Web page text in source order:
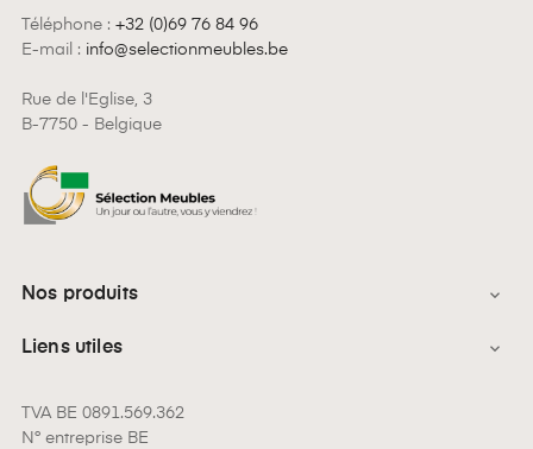
Téléphone : +32 (0)69 76 84 96
E-mail : info@selectionmeubles.be
Rue de l'Eglise, 3
B-7750 - Belgique
Nos produits 
Liens utiles 
TVA BE 0891.569.362
N° entreprise BE